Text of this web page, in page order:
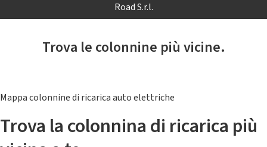
Road S.r.l.
Trova le colonnine più vicine.
Mappa colonnine di ricarica auto elettriche
Trova la colonnina di ricarica più